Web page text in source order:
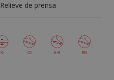
Relieve de prensa